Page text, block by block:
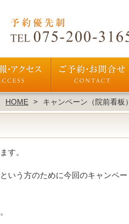
HOME キャンペーン（院前看板）
す。
いう方のために今回のキャンペー